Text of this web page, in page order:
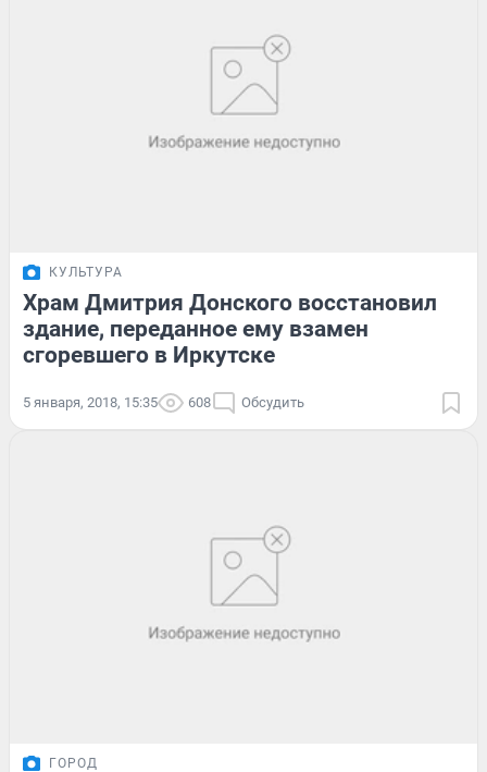
КУЛЬТУРА
Храм Дмитрия Донского восстановил
здание, переданное ему взамен
сгоревшего в Иркутске
5 января, 2018, 15:35 608 Обсудить
ГОРОД